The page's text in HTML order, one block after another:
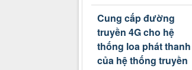
Cung cấp đường
truyền 4G cho hệ
thống loa phát thanh
của hệ thống truyền